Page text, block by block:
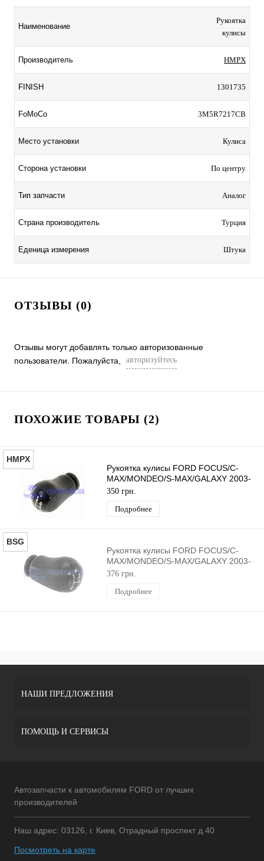
Наименование
Рукоятка
кулисы
Производитель HMPX
FINISH 1301735
FoMoCo 3M5R7217CB
Место установки Кулиса
Сторона установки По центру
Тип запчасти Аналог
Страна производитель Турция
Еденица измерения Штука
ОТЗЫВЫ (0)
Отзывы могут добавлять только авторизованные
пользователи. Пожалуйста,
авторизуйтесь
ПОХОЖИЕ ТОВАРЫ (2)
HMPX
Рукоятка кулисы FORD FOCUS/C-
MAX/MONDEO/S-MAX/GALAXY 2003-
2015 (Черная) HMPX
350 грн.
Подробнее
BSG
Рукоятка кулисы FORD FOCUS/C-
MAX/MONDEO/S-MAX/GALAXY 2003-
2015 (Черная) BSG
376 грн.
Подробнее
НАШИ ПРЕДЛОЖЕНИЯ
ПОМОЩЬ И СЕРВИСЫ
Автозапчасти к автомобилям FORD от лучших
производителей
Наш адрес: 03126, г. Киев, Отрадный проспект д.40
Посмотреть на карте